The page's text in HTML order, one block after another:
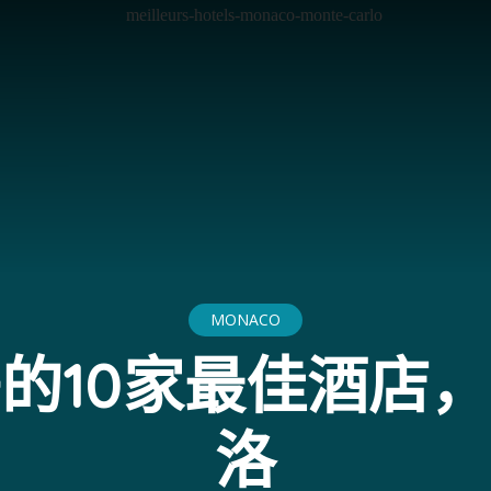
MONACO
10家最佳酒店
洛